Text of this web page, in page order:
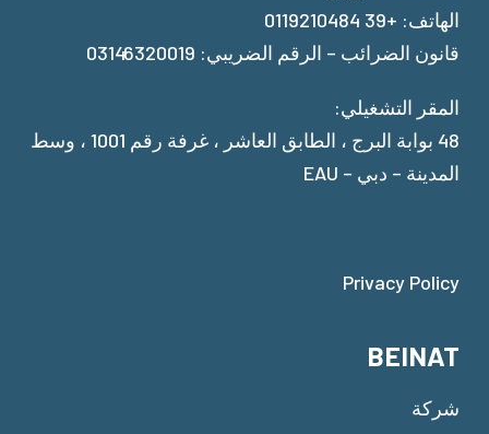
الهاتف: +39 0119210484
قانون الضرائب – الرقم الضريبي: 03146320019
المقر التشغيلي:
48 بوابة البرج ، الطابق العاشر ، غرفة رقم 1001 ، وسط
المدينة – دبي – EAU
Privacy Policy
BEINAT
شركة